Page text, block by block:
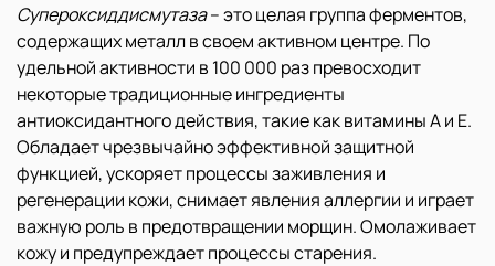
Супероксиддисмутаза– это целая группа ферментов,
содержащих металл в своем активном центре. По
удельной активности в 100 000 раз превосходит
некоторые традиционные ингредиенты
антиоксидантного действия, такие как витамины А и Е.
Обладает чрезвычайно эффективной защитной
функцией, ускоряет процессы заживления и
регенерации кожи, снимает явления аллергии и играет
важную роль в предотвращении морщин. Омолаживает
кожу и предупреждает процессы старения.